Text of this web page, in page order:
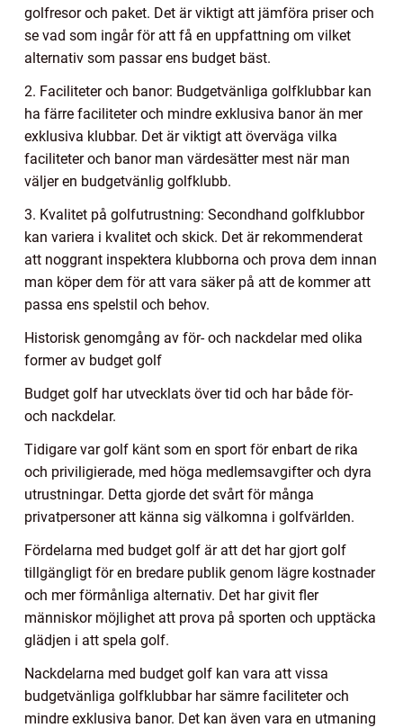
golfresor och paket. Det är viktigt att jämföra priser och
se vad som ingår för att få en uppfattning om vilket
alternativ som passar ens budget bäst.
2. Faciliteter och banor: Budgetvänliga golfklubbar kan
ha färre faciliteter och mindre exklusiva banor än mer
exklusiva klubbar. Det är viktigt att överväga vilka
faciliteter och banor man värdesätter mest när man
väljer en budgetvänlig golfklubb.
3. Kvalitet på golfutrustning: Secondhand golfklubbor
kan variera i kvalitet och skick. Det är rekommenderat
att noggrant inspektera klubborna och prova dem innan
man köper dem för att vara säker på att de kommer att
passa ens spelstil och behov.
Historisk genomgång av för- och nackdelar med olika
former av budget golf
Budget golf har utvecklats över tid och har både för-
och nackdelar.
Tidigare var golf känt som en sport för enbart de rika
och priviligierade, med höga medlemsavgifter och dyra
utrustningar. Detta gjorde det svårt för många
privatpersoner att känna sig välkomna i golfvärlden.
Fördelarna med budget golf är att det har gjort golf
tillgängligt för en bredare publik genom lägre kostnader
och mer förmånliga alternativ. Det har givit fler
människor möjlighet att prova på sporten och upptäcka
glädjen i att spela golf.
Nackdelarna med budget golf kan vara att vissa
budgetvänliga golfklubbar har sämre faciliteter och
mindre exklusiva banor. Det kan även vara en utmaning